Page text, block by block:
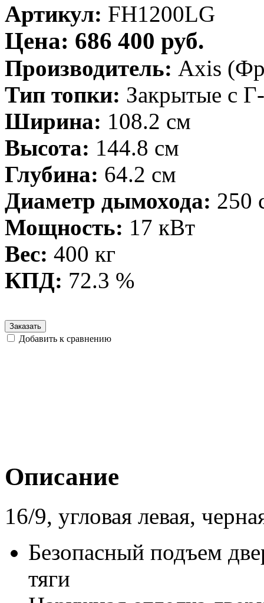
Артикул: FH1200LG
Цена: 686 400 руб.
Производитель: Axis
Тип топки: Закрытые с
Ширина: 108.2 см
Высота: 144.8 см
Глубина: 64.2 см
Диаметр дымохода: 250
Мощность: 17 кВт
Вес: 400 кг
КПД: 72.3 %
Заказать
Добавить к сравнению
Описание
16/9, угловая левая,
Безопасный подъем
тяги